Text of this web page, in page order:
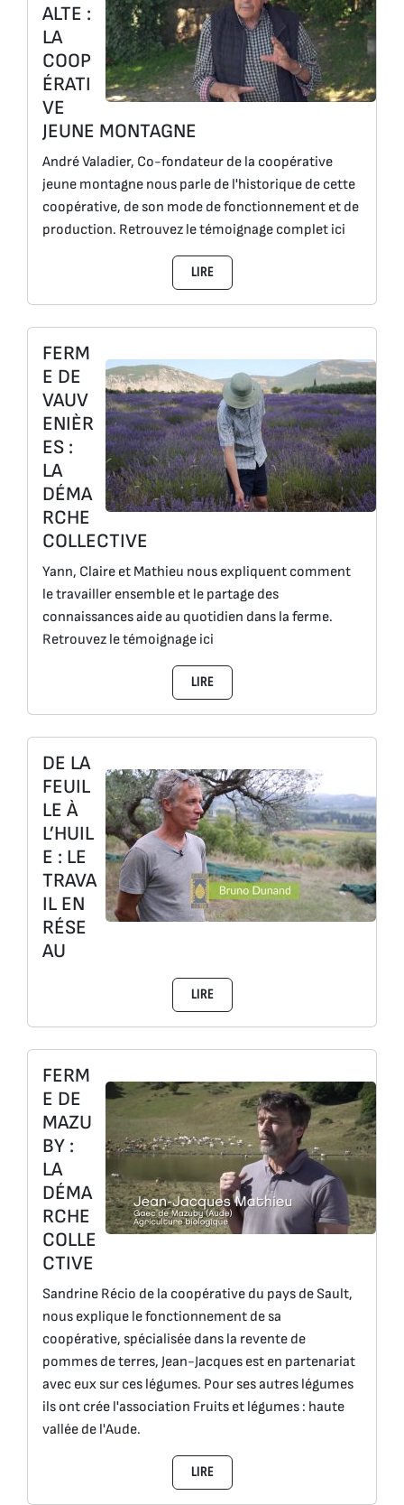
ALTE :
LA
COOP
ÉRATI
VE
JEUNE MONTAGNE
André Valadier, Co-fondateur de la coopérative
jeune montagne nous parle de l'historique de cette
coopérative, de son mode de fonctionnement et de
production. Retrouvez le témoignage complet ici
LIRE
FERM
E DE
VAUV
ENIÈR
ES :
LA
DÉMA
RCHE
COLLECTIVE
Yann, Claire et Mathieu nous expliquent comment
le travailler ensemble et le partage des
connaissances aide au quotidien dans la ferme.
Retrouvez le témoignage ici
LIRE
DE LA
FEUIL
LE À
L’HUIL
E : LE
TRAVA
IL EN
RÉSE
AU
LIRE
FERM
E DE
MAZU
BY :
LA
DÉMA
RCHE
COLLE
CTIVE
Sandrine Récio de la coopérative du pays de Sault,
nous explique le fonctionnement de sa
coopérative, spécialisée dans la revente de
pommes de terres, Jean-Jacques est en partenariat
avec eux sur ces légumes. Pour ses autres légumes
ils ont crée l'association Fruits et légumes : haute
vallée de l'Aude.
LIRE